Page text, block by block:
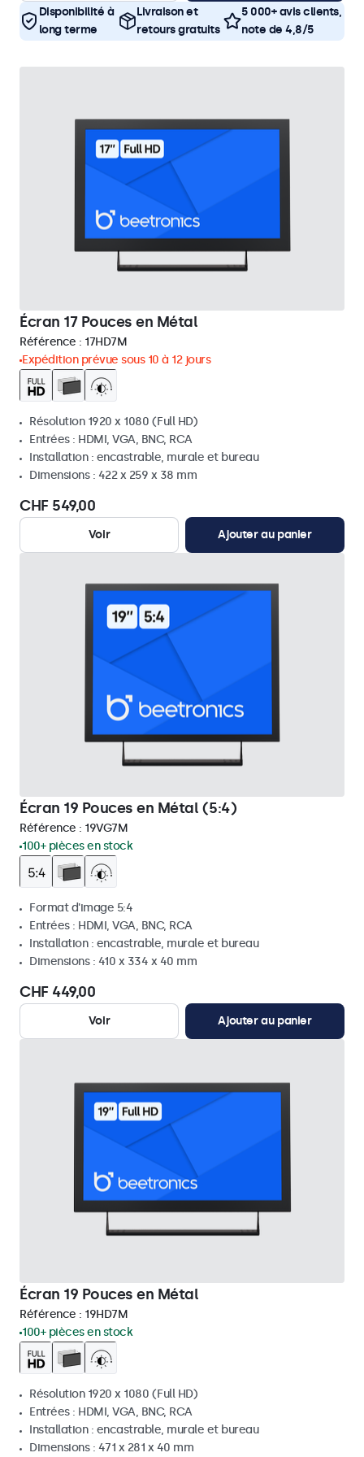
Disponibilité à
long terme
Livraison et
retours gratuits
5 000+ avis clients,
note de 4,8/5
Écran 17 Pouces en Métal
Référence : 17HD7M
Expédition prévue sous 10 à 12 jours
Résolution 1920 x 1080 (Full HD)
Entrées : HDMI, VGA, BNC, RCA
Installation : encastrable, murale et bureau
Dimensions : 422 x 259 x 38 mm
CHF 549,00
Voir Ajouter au panier
Écran 19 Pouces en Métal (5:4)
Référence : 19VG7M
100+ pièces en stock
Format d'image 5:4
Entrées : HDMI, VGA, BNC, RCA
Installation : encastrable, murale et bureau
Dimensions : 410 x 334 x 40 mm
CHF 449,00
Voir Ajouter au panier
Écran 19 Pouces en Métal
Référence : 19HD7M
100+ pièces en stock
Résolution 1920 x 1080 (Full HD)
Entrées : HDMI, VGA, BNC, RCA
Installation : encastrable, murale et bureau
Dimensions : 471 x 281 x 40 mm